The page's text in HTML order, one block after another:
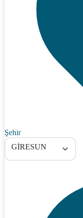
Şehir
GİRESUN